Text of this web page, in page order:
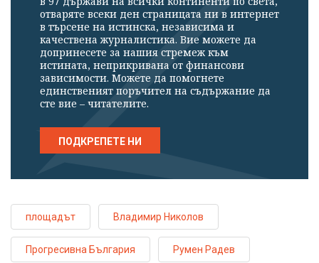
отваряте всеки ден страницата ни в интернет
в търсене на истинска, независима и
качествена журналистика. Вие можете да
допринесете за нашия стремеж към
истината, неприкривана от финансови
зависимости. Можете да помогнете
единственият поръчител на съдържание да
сте вие – читателите.
ПОДКРЕПЕТЕ НИ
площадът Владимир Николов
Прогресивна България Румен Радев